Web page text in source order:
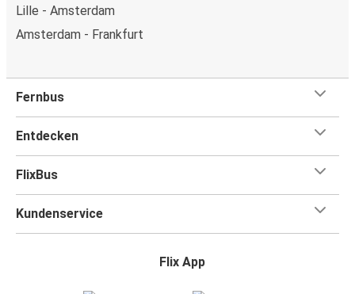
Lille - Amsterdam
Amsterdam - Frankfurt
Fernbus
Entdecken
FlixBus
Kundenservice
Flix App